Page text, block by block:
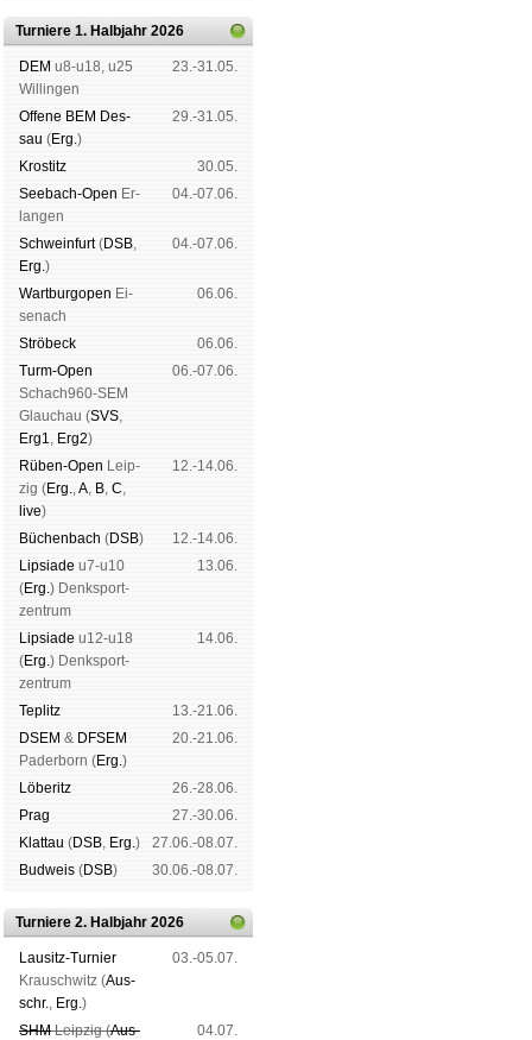
Turniere 1. Halbjahr 2026
DEM u8-u18, u25
Wil­lin­gen
23.-31.05.
Offene BEM Des­
sau (Erg.)
29.-31.05.
Kros­titz
30.05.
See­bach-Open Er­
lan­gen
04.-07.06.
Schwein­furt(DSB,
Erg.)
04.-07.06.
Wart­burg­open Ei­
se­nach
06.06.
Strö­beck
06.06.
Turm-Open
Schach960-SEM
Glau­chau (SVS,
Erg1, Erg2)
06.-07.06.
Rüben-Open Leip­
zig (Erg.,A, B, C,
live)
12.-14.06.
Büchen­bach (DSB)
12.-14.06.
Lipsiade u7-u10
(Erg.) Denk­sport­
zen­trum
13.06.
Lipsiade u12-u18
(Erg.) Denk­sport­
zen­trum
14.06.
Tep­litz
13.-21.06.
DSEM & DFSEM
Pader­born (Erg.)
20.-21.06.
Lö­be­ritz
26.-28.06.
Prag
27.-30.06.
Klat­tau (DSB, Erg.)
27.06.-08.07.
Bud­weis (DSB) 30.06.-08.07.
Turniere 2. Halbjahr 2026
Lau­sitz-Tur­nier
Krausch­witz (Aus­
schr., Erg.)
03.-05.07.
SHMLeip­zig (Aus­
04.07.